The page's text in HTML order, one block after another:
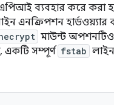
এপিআই ব্যবহার করে করা
এনক্রিপশন হার্ডওয়্যার
মাউন্ট
একটি সম্পূর্ণ fstab